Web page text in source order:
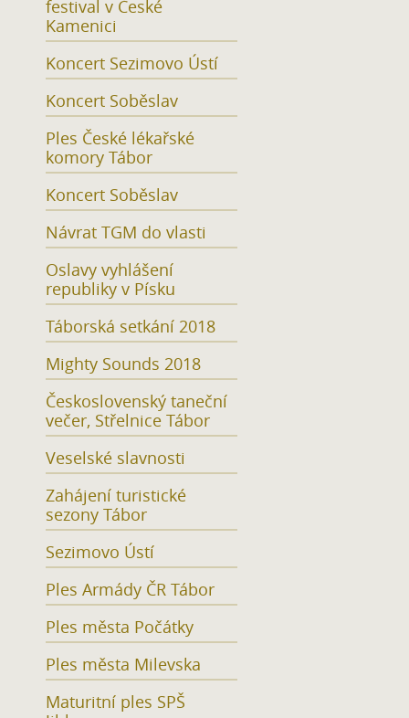
festival v České
Kamenici
Koncert Sezimovo Ústí
Koncert Soběslav
Ples České lékařské
komory Tábor
Koncert Soběslav
Návrat TGM do vlasti
Oslavy vyhlášení
republiky v Písku
Táborská setkání 2018
Mighty Sounds 2018
Československý taneční
večer, Střelnice Tábor
Veselské slavnosti
Zahájení turistické
sezony Tábor
Sezimovo Ústí
Ples Armády ČR Tábor
Ples města Počátky
Ples města Milevska
Maturitní ples SPŠ